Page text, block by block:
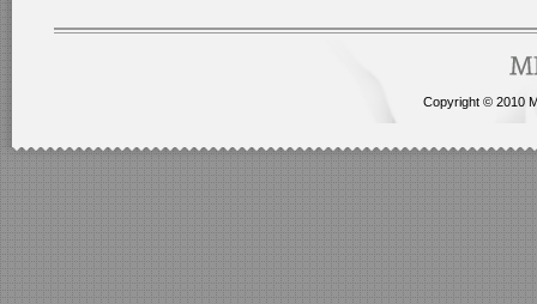
Copyright © 2010